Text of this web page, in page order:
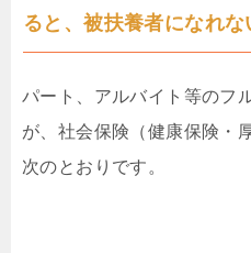
ると、被扶養者になれな
パート、アルバイト等のフ
が、社会保険（健康保険・
次のとおりです。